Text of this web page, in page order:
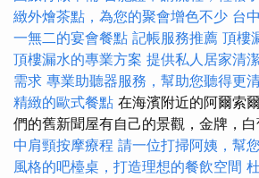
緻外燴茶點，為您的聚會增色不少 台
一無二的宴會餐點 記帳服務推薦 頂樓
頂樓漏水的專業方案 提供私人居家清
需求 專業助聽器服務，幫助您聽得更
精緻的歐式餐點 在海濱附近的阿爾索
們的舊新聞屋有自己的景觀，金牌，白
中肩頸按摩療程 請一位打掃阿姨，幫
風格的吧檯桌，打造理想的餐飲空間